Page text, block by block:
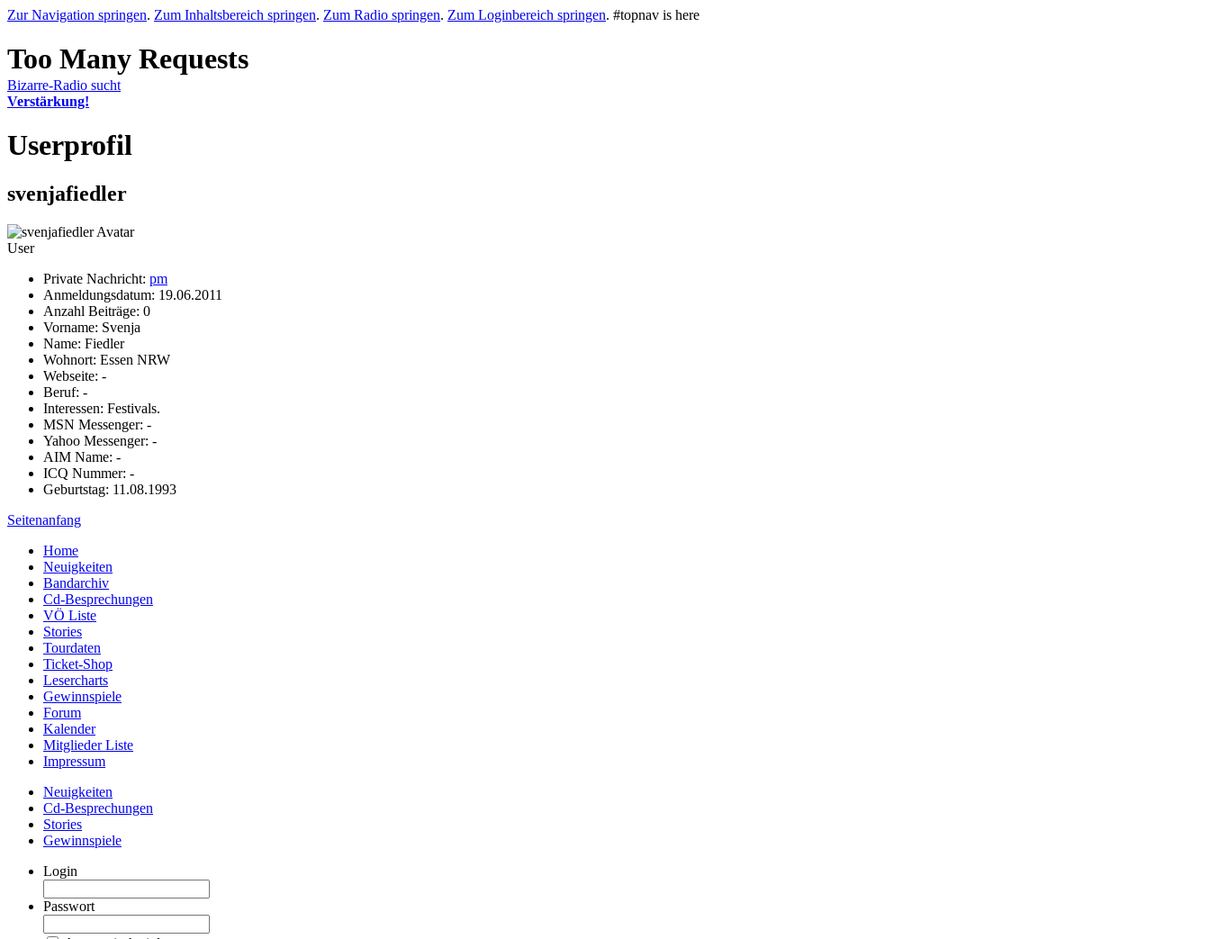
Zur Navigation springen. Zum Inhaltsbereich springen. Zum Radio springen. Zum Loginbereich springen. #topnav is here
Bizarre-Radio sucht
Verstärkung!
Userprofil
svenjafiedler
User
Private Nachricht: pm
Anmeldungsdatum: 19.06.2011
Anzahl Beiträge: 0
Vorname: Svenja
Name: Fiedler
Wohnort: Essen NRW
Webseite: -
Beruf: -
Interessen: Festivals.
MSN Messenger: -
Yahoo Messenger: -
AIM Name: -
ICQ Nummer: -
Geburtstag: 11.08.1993
Seitenanfang
Home
Neuigkeiten
Bandarchiv
Cd-Besprechungen
VÖ Liste
Stories
Tourdaten
Ticket-Shop
Lesercharts
Gewinnspiele
Forum
Kalender
Mitglieder Liste
Impressum
Neuigkeiten
Cd-Besprechungen
Stories
Gewinnspiele
Login
Passwort